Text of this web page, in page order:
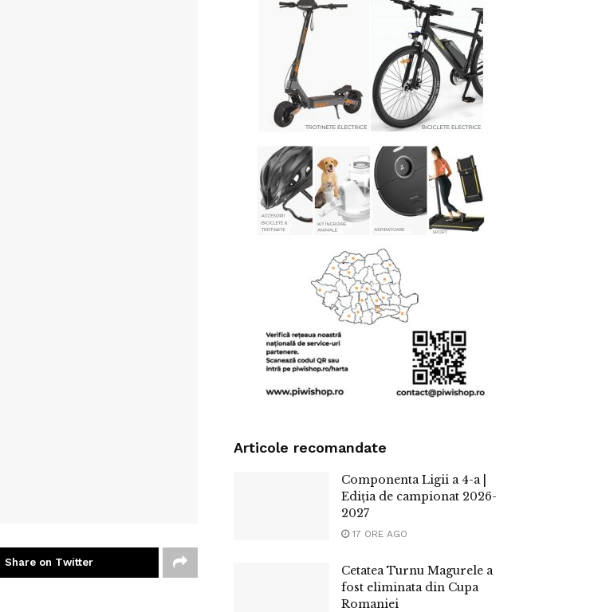
Share on Twitter
Articole recomandate
Componenta Ligii a 4-a |
Ediția de campionat 2026-
2027
17 ORE AGO
Cetatea Turnu Magurele a
fost eliminata din Cupa
Romaniei